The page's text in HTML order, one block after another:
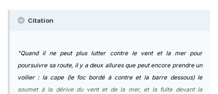
Citation
"Quand il ne peut plus lutter contre le vent et la mer pour
poursuivre sa route, il y a deux allures que peut encore prendre un
voilier : la cape (le foc bordé à contre et la barre dessous) le
soumet à la dérive du vent et de la mer, et la fuite devant la